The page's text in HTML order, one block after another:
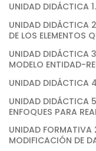
UNIDAD DIDÁCTICA
UNIDAD DIDÁCTICA
DE LOS ELEMENTOS
UNIDAD DIDÁCTICA
MODELO ENTIDAD-
UNIDAD DIDÁCTICA
UNIDAD DIDÁCTICA
ENFOQUES PARA
UNIDAD FORMATIVA
MODIFICACIÓN DE